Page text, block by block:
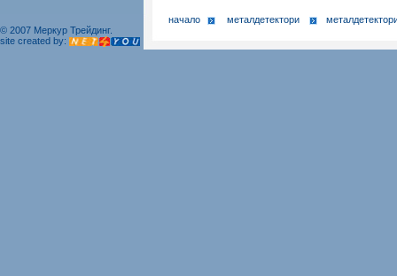
начало металдетектори
© 2007 Меркур Трейдинг.
site created by: